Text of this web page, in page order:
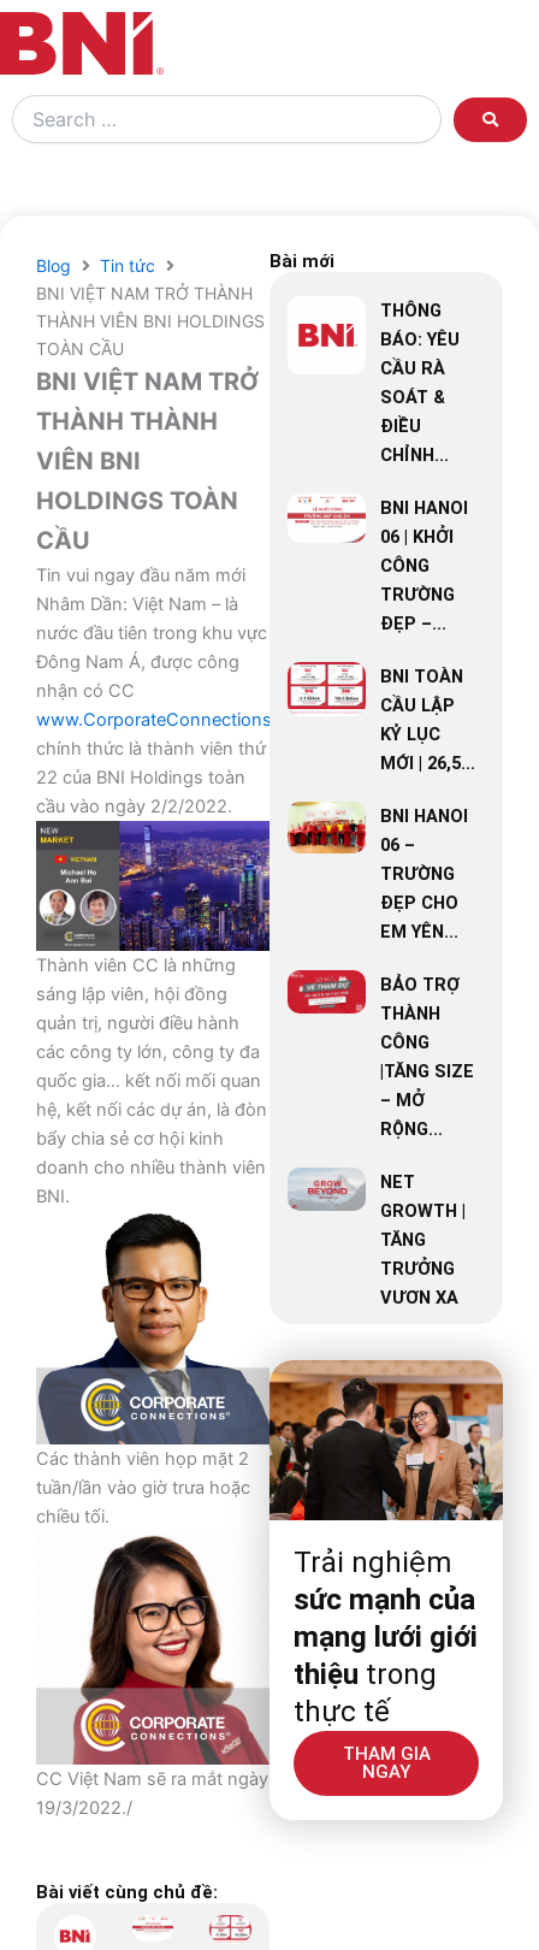
Search
…
Blog
Tin tức
BNI VIỆT NAM TRỞ THÀNH
THÀNH VIÊN BNI HOLDINGS
TOÀN CẦU
BNI VIỆT NAM TRỞ
THÀNH THÀNH
VIÊN BNI
HOLDINGS TOÀN
CẦU
Tin vui ngay đầu năm mới
Nhâm Dần: Việt Nam – là
nước đầu tiên trong khu vực
Đông Nam Á, được công
nhận có CC
www.CorporateConnections.com,
chính thức là thành viên thứ
22 của BNI Holdings toàn
cầu vào ngày 2/2/2022.
Thành viên CC là những
sáng lập viên, hội đồng
quản trị, người điều hành
các công ty lớn, công ty đa
quốc gia… kết nối mối quan
hệ, kết nối các dự án, là đòn
bẩy chia sẻ cơ hội kinh
doanh cho nhiều thành viên
BNI.
Các thành viên họp mặt 2
tuần/lần vào giờ trưa hoặc
chiều tối.
CC Việt Nam sẽ ra mắt ngày
19/3/2022./
Bài viết cùng chủ đề:
Bài mới
THÔNG
BÁO: YÊU
CẦU RÀ
SOÁT &
ĐIỀU
CHỈNH...
BNI HANOI
06 | KHỞI
CÔNG
TRƯỜNG
ĐẸP –...
BNI TOÀN
CẦU LẬP
KỶ LỤC
MỚI | 26,5...
BNI HANOI
06 –
TRƯỜNG
ĐẸP CHO
EM YÊN...
BẢO TRỢ
THÀNH
CÔNG
|TĂNG SIZE
– MỞ
RỘNG...
NET
GROWTH |
TĂNG
TRƯỞNG
VƯƠN XA
Trải nghiệm
sức mạnh của
mạng lưới giới
thiệu trong
thực tế
THAM GIA
NGAY